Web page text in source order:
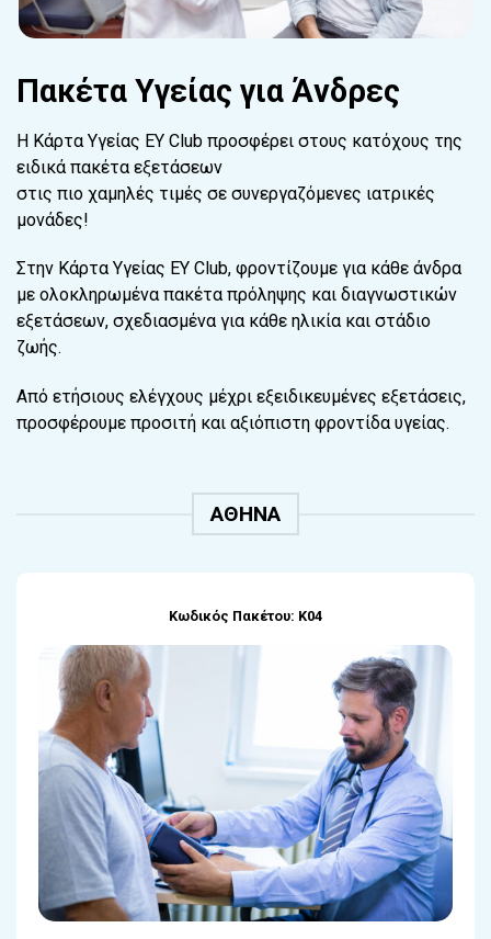
Πακέτα Υγείας για Άνδρες
Η Κάρτα Υγείας EY Club προσφέρει στους κατόχους της
ειδικά πακέτα εξετάσεων
στις πιο χαμηλές τιμές σε συνεργαζόμενες ιατρικές
μονάδες!
Στην Κάρτα Υγείας EY Club, φροντίζουμε για κάθε άνδρα
με ολοκληρωμένα πακέτα πρόληψης και διαγνωστικών
εξετάσεων, σχεδιασμένα για κάθε ηλικία και στάδιο
ζωής.
Από ετήσιους ελέγχους μέχρι εξειδικευμένες εξετάσεις,
προσφέρουμε προσιτή και αξιόπιστη φροντίδα υγείας.
ΑΘΗΝΑ
Κωδικός Πακέτου: Κ04